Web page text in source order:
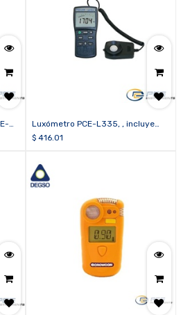
Luxómetro PCE-L335, , incluye
certificado de calibración ISO
$ 416.01